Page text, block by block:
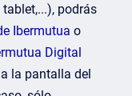
podrás
Ibermutua o
Digital
la pantalla del